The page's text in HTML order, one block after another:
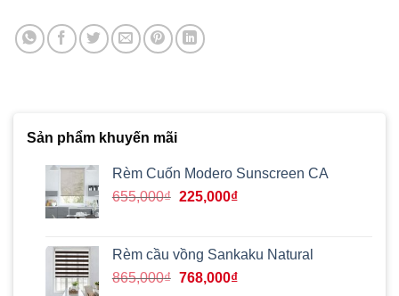
Sản phẩm khuyến mãi
Rèm Cuốn Modero Sunscreen CA
655,000₫ Giá
655,000₫.
225,000₫Giá
là:
225,000₫.
Rèm cầu vồng Sankaku Natural
865,000₫ Giá
768,000₫Giá